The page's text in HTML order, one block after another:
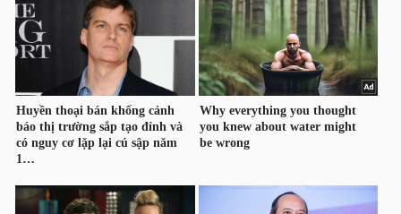
ĐÔNG
DƯƠNG